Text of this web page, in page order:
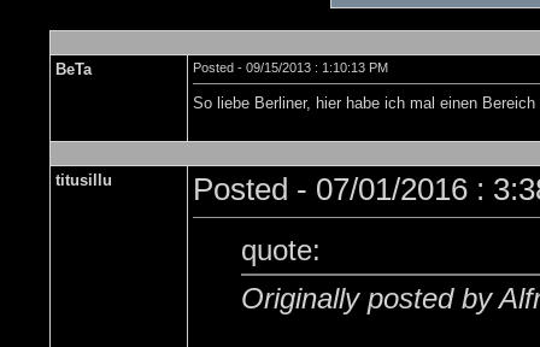
BeTa Posted - 09/15/2013 : 1:10:13 PM
So liebe Berliner, hier habe ich mal einen
titusillu Posted - 07/01/2016 :
quote:
Originally posted by